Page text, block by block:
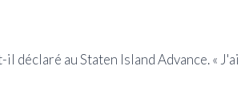
déclaré au Staten Island Advance. «